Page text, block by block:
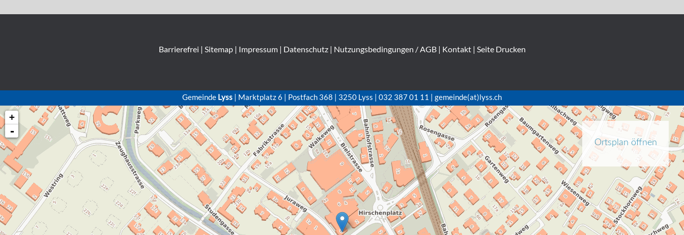
Barrierefrei | Sitemap| Impressum| Datenschutz| Nutzungsbedingungen / AGB| Kontakt| Seite Drucken
Gemeinde Lyss | Marktplatz 6 | Postfach 368 | 3250 Lyss | 032 387 01 11 | gemeinde(at)lyss.ch